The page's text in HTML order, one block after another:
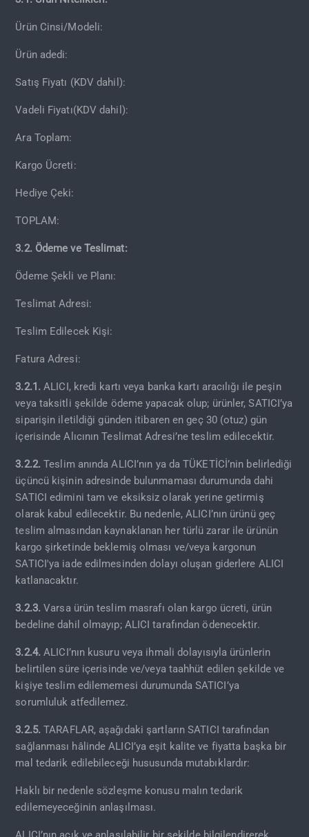
Ürün Cinsi/Modeli:
Ürün adedi:
Satış Fiyatı (KDV dahil):
Vadeli Fiyatı(KDV dahil):
Ara Toplam:
Kargo Ücreti:
Hediye Çeki:
TOPLAM:
3.2. Ödeme ve Teslimat:
Ödeme Şekli ve Planı:
Teslimat Adresi:
Teslim Edilecek Kişi:
Fatura Adresi:
3.2.1. ALICI, kredi kartı veya banka kartı aracılığı ile peşin
veya taksitli şekilde ödeme yapacak olup; ürünler, SATICI’ya
siparişin iletildiği günden itibaren en geç 30 (otuz) gün
içerisinde Alıcının Teslimat Adresi’ne teslim edilecektir.
3.2.2. Teslim anında ALICI’nın ya da TÜKETİCİ’nin belirlediği
üçüncü kişinin adresinde bulunmaması durumunda dahi
SATICI edimini tam ve eksiksiz olarak yerine getirmiş
olarak kabul edilecektir. Bu nedenle, ALICI’nın ürünü geç
teslim almasından kaynaklanan her türlü zarar ile ürünün
kargo şirketinde beklemiş olması ve/veya kargonun
SATICI'ya iade edilmesinden dolayı oluşan giderlere ALICI
katlanacaktır.
3.2.3. Varsa ürün teslim masrafı olan kargo ücreti, ürün
bedeline dahil olmayıp; ALICI tarafından ödenecektir.
3.2.4. ALICI’nın kusuru veya ihmali dolayısıyla ürünlerin
belirtilen süre içerisinde ve/veya taahhüt edilen şekilde ve
kişiye teslim edilememesi durumunda SATICI’ya
sorumluluk atfedilemez.
3.2.5. TARAFLAR, aşağıdaki şartların SATICI tarafından
sağlanması hâlinde ALICI’ya eşit kalite ve fiyatta başka bir
mal tedarik edilebileceği hususunda mutabıklardır:
Haklı bir nedenle sözleşme konusu malın tedarik
edilemeyeceğinin anlaşılması.